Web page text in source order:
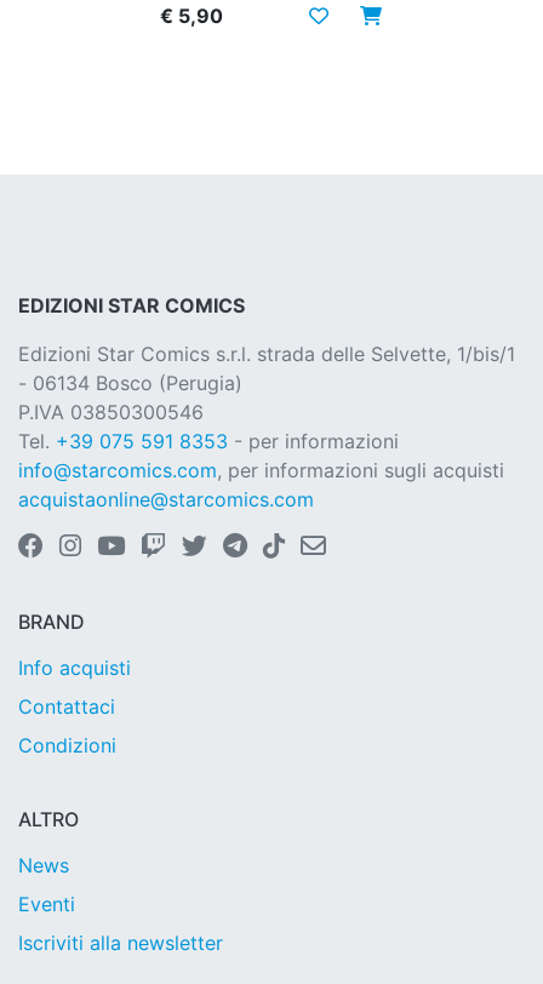
€ 5,90
EDIZIONI STAR COMICS
Edizioni Star Comics s.r.l. strada delle Selvette, 1/bis/1
- 06134 Bosco (Perugia)
P.IVA 03850300546
Tel. +39 075 591 8353 - per informazioni
info@starcomics.com, per informazioni sugli acquisti
acquistaonline@starcomics.com
BRAND
Info acquisti
Contattaci
Condizioni
ALTRO
News
Eventi
Iscriviti alla newsletter